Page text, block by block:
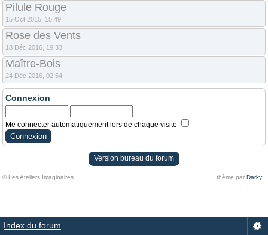
Pilule Rouge
15 Oct 2015, 15:49
Rose des Vents
18 Déc 2016, 19:33
Maître-Bois
24 Déc 2016, 02:54
Connexion
Me connecter automatiquement lors de chaque visite
Version bureau du forum
© Les Ateliers Imaginaires thème par Darky
Index du forum